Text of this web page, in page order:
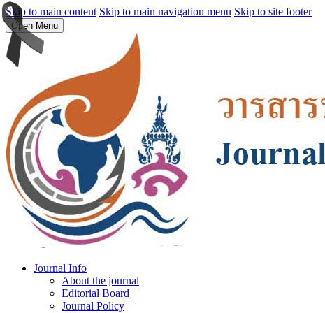
Skip to main content Skip to main navigation menu Skip to site footer
Open Menu
Journal Info
About the journal
Editorial Board
Journal Policy